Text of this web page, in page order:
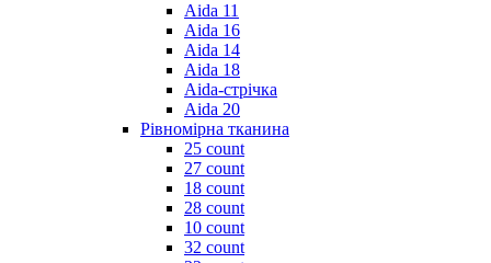
Aida 11
Aida 16
Aida 14
Aida 18
Aida-стрічка
Aida 20
Рівномірна тканина
25 count
27 count
18 count
28 count
10 count
32 count